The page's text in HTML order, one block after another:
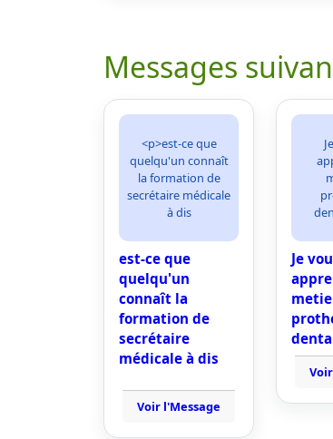
Messages
<p>est-ce que
quelqu'un connaît
la formation de
secrétaire médicale
à dis
est-ce que
quelqu'un
connaît la
formation de
secrétaire
médicale à dis
Voir l'Message
Je